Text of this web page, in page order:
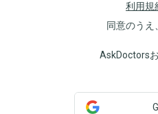
利用規
同意のうえ
AskDoctors